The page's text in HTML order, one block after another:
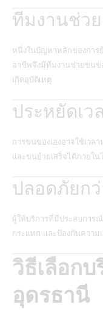
ทีมงานช่ว
หนึ่งในปัญหาหลักของการ
อาชีพจึงมีทีมงานช่วยขนข
เกิดอุบัติเหตุ
ประหยัดเว
การขนของเองอาจใช้เว
และขนย้ายเสร็จได้ภายใน
ปลอดภัยกว่
ผู้ให้บริการที่มีประสบการ
กระแทก และป้องกันความ
วิธีเลือกบ
อุดรธานี